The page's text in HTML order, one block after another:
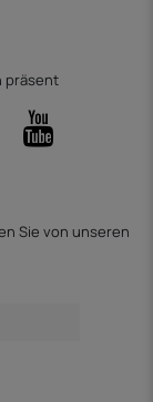
präsent
Sie von unseren